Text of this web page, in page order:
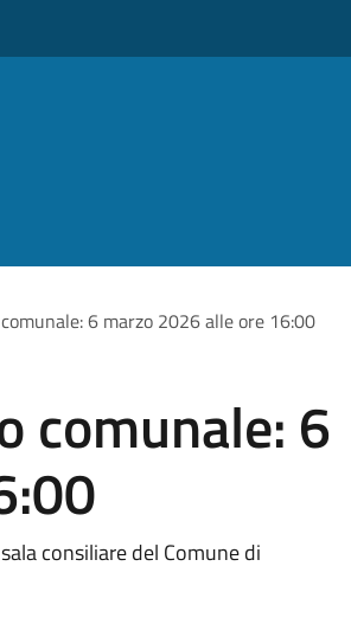
6 marzo 2026 alle ore 16:00
comunale: 6
consiliare del Comune di